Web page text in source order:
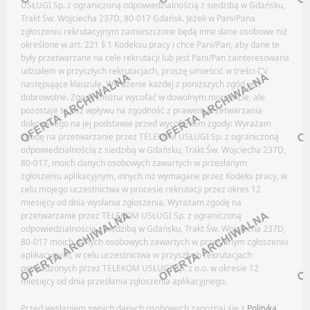
FILM / TV
Oferty pracy
Kanały social media
Newsletter
GASTRONOMIA
Oferty pracy
Kanały social media
Newsletter
GEOLOGIA / HYDROLOGIA / TEKTONIKA
Oferty pracy
Kanały social media
Newsletter
ROLNICTWO / HODOWLA / OGRODNICTWO
Facebook
LinkedIn
Discord
Kanały kategorii
Kanały ogólne
Newsletter
SŁUŻBA ZDROWIA / OPIEKA ZDROWOTNA
Facebook
LinkedIn
Discord
Kanały kategorii
USŁUGI Sp. z ograniczoną odpowiedzialnością z siedzibą w Gdańsku,
Trakt Św. Wojciecha 237D, 80-017 Gdańsk. Jeżeli w Pani/Pana
zgłoszeniu rekrutacyjnym zamieszczone będą inne dane osobowe niż
określone w art. 221 § 1 Kodeksu pracy i chce Pani/Pan, aby dane te
były przetwarzane na cele rekrutacji lub jest Pani/Pan zainteresowana
udziałem w przyszłych rekrutacjach, proszę umieścić w treści CV
następujące klauzule. Wyrażenie każdej z poniższych zgód jest
dobrowolne. Zgodę można wycofać w dowolnym momencie, ale
pozostaje to bez wpływu na zgodność z prawem przetwarzania
dokonanego na jej podstawie przed wycofaniem zgody: Wyrażam
zgodę na przetwarzanie przez TELEKOM USŁUGI Sp. z ograniczoną
odpowiedzialnością z siedzibą w Gdańsku, Trakt Św. Wojciecha 237D,
80-017, moich danych osobowych zawartych w przesłanym
zgłoszeniu aplikacyjnym, innych niż wymagane przez Kodeks pracy, w
celu mojego uczestnictwa w procesie rekrutacji przez okres 12
miesięcy od dnia wysłania zgłoszenia. Wyrażam zgodę na
przetwarzanie przez TELEKOM USŁUGI Sp. z ograniczoną
odpowiedzialnością z siedzibą w Gdańsku, Trakt Św. Wojciecha 237D,
80-017 moich danych osobowych zawartych w przesłanym zgłoszeniu
aplikacyjnym, w celu uczestnictwa w przyszłych rekrutacjach
prowadzonych przez TELEKOM USŁUGI Sp. z o.o. w okresie 12
miesięcy od dnia przesłania zgłoszenia aplikacyjnego.